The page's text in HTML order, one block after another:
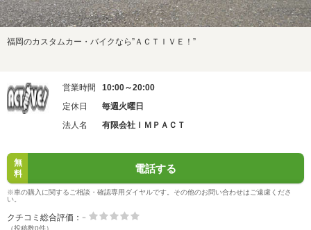
福岡のカスタムカー・バイクなら”ＡＣＴＩＶＥ！”
営業時間
10:00～20:00
定休日
毎週火曜日
法人名
有限会社ＩＭＰＡＣＴ
無
料
電話する
※車の購入に関するご相談・確認専用ダイヤルです。その他のお問い合わせはご遠慮くださ
い。
クチコミ総合評価： -
（投稿数0件）